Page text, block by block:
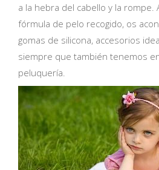
a la hebra del cabello y la rompe.
fórmula de pelo recogido, os
gomas de silicona, accesorios
siempre que también tenemos
peluquería.